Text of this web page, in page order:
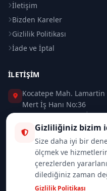
İletişim
Bizden Kareler
Gizlilik Politikası
İade ve İptal
İLETIŞIM
Kocatepe Mah. Lamartin
Mert İş Hanı No:36
Taksim / Beyoğlu /
0 (212) 235 37 83
0 (532) 418 08 46
info@merttrade.com
Gizliliğiniz bizim
Size daha iyi bir
ölçmek ve
çerezlerden
dilediğiniz zaman
Gizlilik Politikası